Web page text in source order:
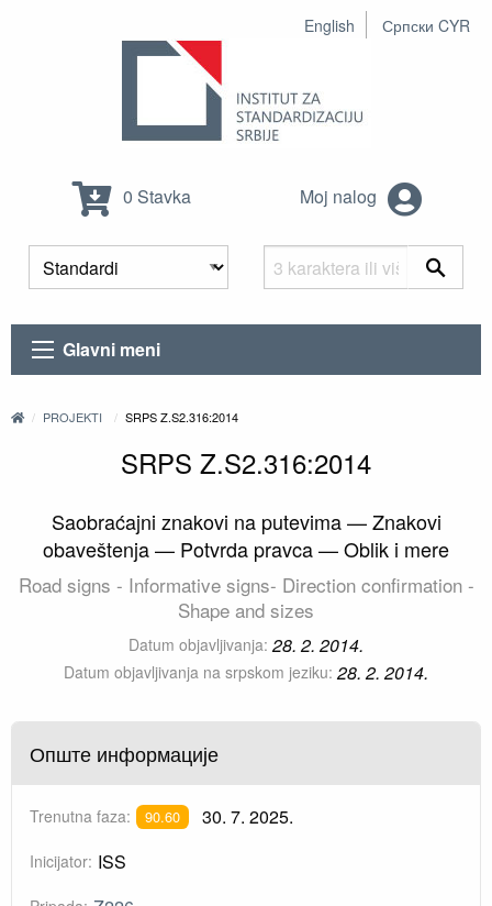
English Српски CYR
0 Stavka Moj nalog
Glavni meni
PROJEKTI SRPS Z.S2.316:2014
SRPS Z.S2.316:2014
Saobraćajni znakovi na putevima — Znakovi
obaveštenja — Potvrda pravca — Oblik i mere
Road signs - Informative signs- Direction confirmation -
Shape and sizes
Datum objavljivanja: 28. 2. 2014.
Datum objavljivanja na srpskom jeziku: 28. 2. 2014.
Опште информације
Trenutna faza: 90.60 30. 7. 2025.
Inicijator: ISS